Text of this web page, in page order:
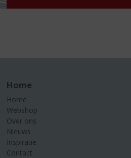
Home
Home
Webshop
Over ons
Nieuws
Inspiratie
Contact